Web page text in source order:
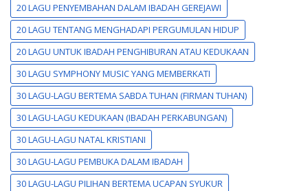
20 LAGU PENYEMBAHAN DALAM IBADAH GEREJAWI
20 LAGU TENTANG MENGHADAPI PERGUMULAN HIDUP
20 LAGU UNTUK IBADAH PENGHIBURAN ATAU KEDUKAAN
30 LAGU SYMPHONY MUSIC YANG MEMBERKATI
30 LAGU-LAGU BERTEMA SABDA TUHAN (FIRMAN TUHAN)
30 LAGU-LAGU KEDUKAAN (IBADAH PERKABUNGAN)
30 LAGU-LAGU NATAL KRISTIANI
30 LAGU-LAGU PEMBUKA DALAM IBADAH
30 LAGU-LAGU PILIHAN BERTEMA UCAPAN SYUKUR